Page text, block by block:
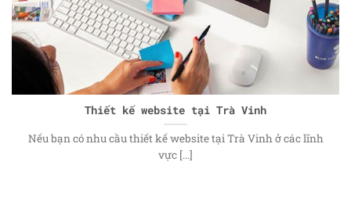
Thiết kế website tại Trà Vinh
Nếu bạn có nhu cầu thiết kế website tại Trà Vinh ở các lĩnh
vực [...]